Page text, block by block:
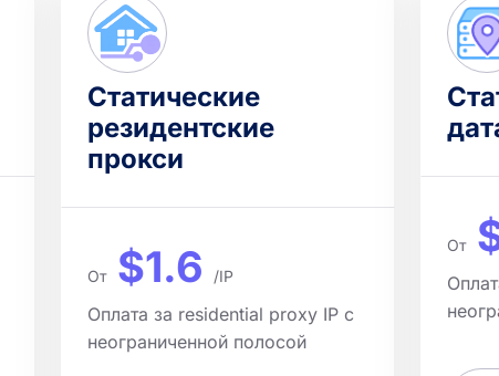
Статические
резидентские
прокси
От $1.6 /IP
Оплата за residential proxy IP с
неограниченной полосой
От